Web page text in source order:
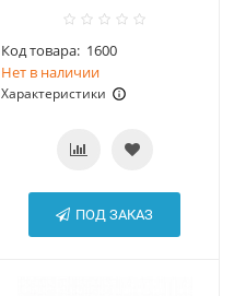
Код товара: 1600
Нет в наличии
Характеристики
ПОД ЗАКАЗ